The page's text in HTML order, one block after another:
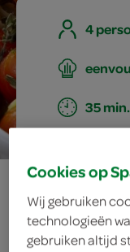
4
35 min.
met
Cookies op
Wij gebruiken
technologieën
gebruiken altijd